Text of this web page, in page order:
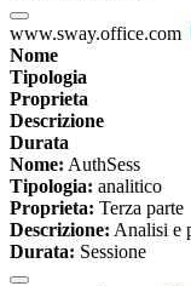
www.sway.office.com
Nome
Tipologia
Proprieta
Descrizione
Durata
Nome: AuthSess
Tipologia: analitico
Proprieta: Terza parte
Descrizione: Analisi e
Durata: Sessione